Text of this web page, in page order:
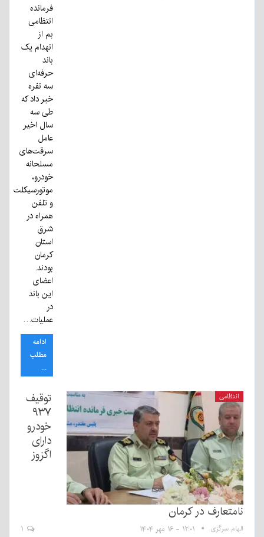
فرمانده
انتظامی
بم از
انهدام یک
باند
حرفه‌ای
سه نفره
خبر داد که
طی سه
سال اخیر
عامل
سرقت‌های
مسلحانه
خودرو،
موتورسیکلت
و تلفن
همراه در
شرق
استان
کرمان
بودند.
اعضای
این باند
در
عملیات…
ادامه
مطلب
...
انتظامی
توقیف
۹۳۷
خودرو
دارای
اگزوز
نامتعارف در کرمان
الهام سرگزی ۱۲:۰۱ - ۱۶ مهر ۱۴۰۴